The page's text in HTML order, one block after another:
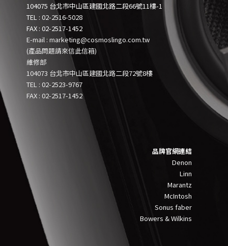
104075 台北市中山區建國北路二段66號11樓-1
TEL :02-2516-5028
FAX : 02-2517-1452
E-mail : marketing@cosmoslingo.com.tw
(產品問題請來信此信箱)
維修部
104073 台北市中山區建國北路二段72號8樓
TEL :02-2523-9767
FAX : 02-2517-1452
品牌官網連結
Denon
Linn
Marantz
McIntosh
Sonus faber
Bowers & Wilkins